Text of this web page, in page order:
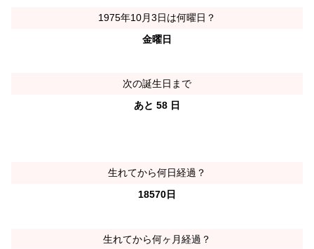
1975年10月3日は何曜日？
金曜日
次の誕生日まで
あと 58 日
生れてから何日経過？
18570日
生れてから何ヶ月経過？